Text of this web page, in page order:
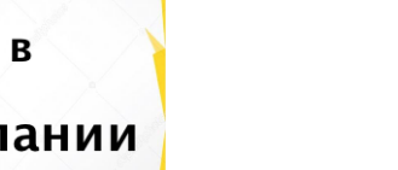
Вальядолид